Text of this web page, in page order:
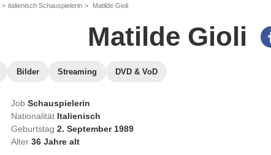
italienisch Schauspielerin Matilde Gioli
Matilde Gioli
Bilder Streaming DVD & VoD
Job Schauspielerin
Nationalität Italienisch
Geburtstag 2. September 1989
Alter 36Jahre alt